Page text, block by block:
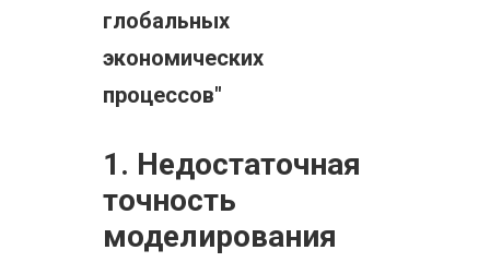
глобальных
экономических
процессов"
1. Недостаточная
точность
моделирования